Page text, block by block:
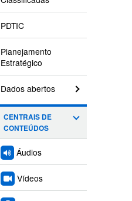
PDTIC
Planejamento
Estratégico
Dados abertos
CENTRAIS DE
CONTEÚDOS
Áudios
Vídeos